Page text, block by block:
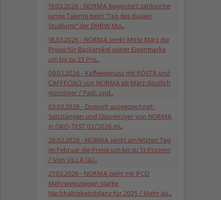
19.03.2026- NORMA begeistert zahlreiche
junge Talente beim "Tag des dualen
Studiums" der DHBW Mo...
18.03.2026- NORMA senkt Mitte März die
Preise für Backartikel seiner Eigenmarke
um bis zu 23 Pro...
09.03.2026- Kaffeegenuss mit RÖSTA und
CAFFECIAO von NORMA ab März deutlich
günstiger / Pads und...
03.03.2026- Doppelt ausgezeichnet:
Salzstangen und Glasreiniger von NORMA
in ÖKO-TEST 03/2026 mi...
28.02.2026- NORMA senkt am letzten Tag
im Februar die Preise um bis zu 13 Prozent
/ Von VILLA GU...
27.02.2026- NORMA zieht mit IFCO
Mehrwegsteigen starke
Nachhaltigkeitsbilanz für 2025 / Mehr als...